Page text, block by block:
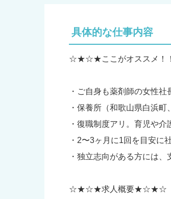
具体的な仕事内容
☆★☆★ここがオススメ
・ご自身も薬剤師の女性
・保養所（和歌山県白浜
・復職制度アリ。育児や
・2〜3ヶ月に1回を目安に
・独立志向がある方には、
☆★☆★求人概要★☆★☆